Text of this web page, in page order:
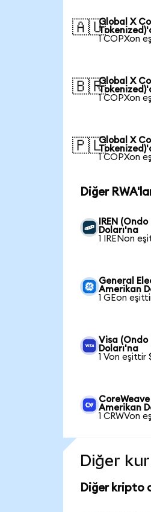
🇦🇺Global X
1 COPXon
🇧🇷Global X
1 COPXon
🇵🇱Global X
1 COPXon
Diğer
IREN
Doları'na
1 IRENon
General
Amerikan
1 GEon
Visa (Ondo
Doları'na
1 Von eşittir
Amerikan
1 CRWVon
Diğer
Diğer kripto